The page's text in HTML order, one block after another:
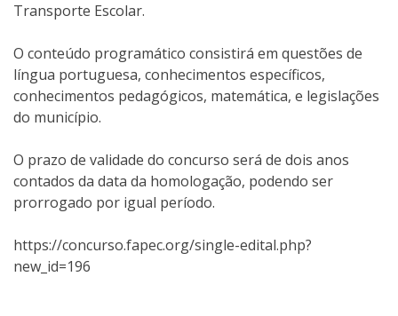
Transporte Escolar.
O conteúdo programático consistirá em questões de
língua portuguesa, conhecimentos específicos,
conhecimentos pedagógicos, matemática, e legislações
do município.
O prazo de validade do concurso será de dois anos
contados da data da homologação, podendo ser
prorrogado por igual período.
https://concurso.fapec.org/single-edital.php?
new_id=196